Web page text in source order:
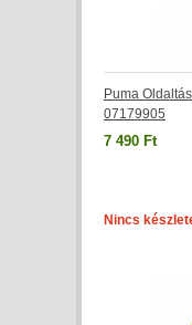
Puma
07179905
7 490 Ft
Nincs